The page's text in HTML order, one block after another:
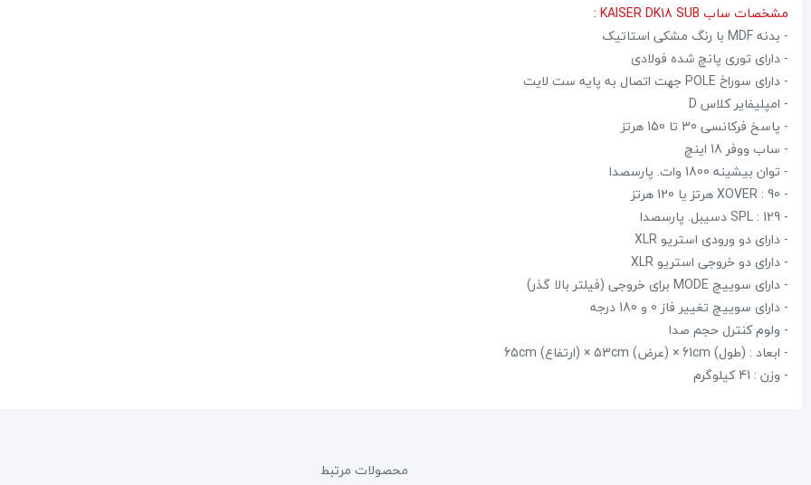
مشخصات ساب KAISER DK18 SUB :
- بدنه MDF با رنگ مشکی استاتیک
- دارای توری پانچ شده فولادی
- دارای سوراخ POLE جهت اتصال به پایه ست لایت
- امپلیفایر کلاس D
- پاسخ فرکانسی 30 تا 150 هرتز
- ساب ووفر 18 اینچ
- توان بیشینه 1800 وات. پارسصدا
- XOVER : 90 هرتز یا 120 هرتز
- SPL : 129 دسیبل. پارسصدا
- دارای دو ورودی استریو XLR
- دارای دو خروجی استریو XLR
- دارای سوییچ MODE برای خروجی (فیلتر بالا گذر)
- دارای سوییچ تغییر فاز 0 و 180 درجه
- ولوم کنترل حجم صدا
- ابعاد : (طول) 61cm × (عرض) 53cm × (ارتفاع) 65cm
- وزن : 41 کیلوگرم
محصولات مرتبط